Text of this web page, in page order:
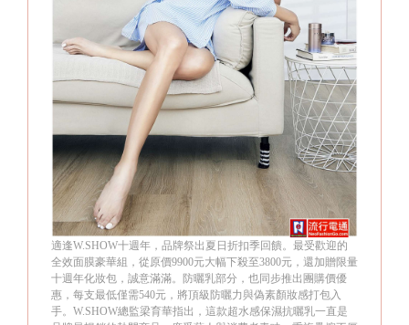
適逢W.SHOW十週年，品牌祭出夏日折扣季回饋。最受歡迎的
全效面膜豪華組，從原價9900元大幅下殺至3800元，還加贈限量
十週年化妝包，誠意滿滿。防曬乳部分，也同步推出團購價優
惠，每支最低僅需540元，將頂級防曬力與偽素顏妝感打包入
手。W.SHOW總監梁育華指出，這款超水感保濕抗曬乳一直是